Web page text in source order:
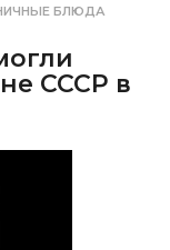
БЛЮДА
СССР в